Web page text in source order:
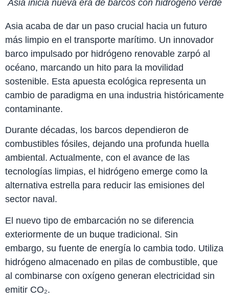
Asia inicia nueva era de barcos con hidrógeno verde
Asia acaba de dar un paso crucial hacia un futuro
más limpio en el transporte marítimo. Un innovador
barco impulsado por hidrógeno renovable zarpó al
océano, marcando un hito para la movilidad
sostenible. Esta apuesta ecológica representa un
cambio de paradigma en una industria históricamente
contaminante.
Durante décadas, los barcos dependieron de
combustibles fósiles, dejando una profunda huella
ambiental. Actualmente, con el avance de las
tecnologías limpias, el hidrógeno emerge como la
alternativa estrella para reducir las emisiones del
sector naval.
El nuevo tipo de embarcación no se diferencia
exteriormente de un buque tradicional. Sin
embargo, su fuente de energía lo cambia todo. Utiliza
hidrógeno almacenado en pilas de combustible, que
al combinarse con oxígeno generan electricidad sin
emitir CO₂.